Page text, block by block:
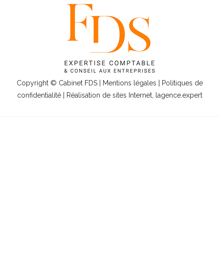
Copyright © Cabinet FDS | Mentions légales
Politiques de
confidentialité| Réalisation de sites Internet, lagence.expert